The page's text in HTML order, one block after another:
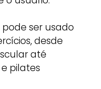
ser usado
desde
até
pilates